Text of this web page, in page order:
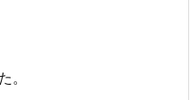
。